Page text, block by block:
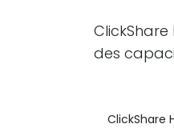
des
ClickShare